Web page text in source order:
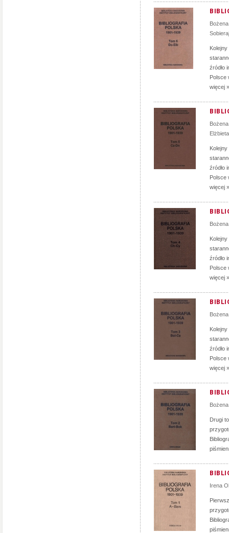
źródło
Polsce
więcej »
źródło
Polsce
więcej »
źródło
Polsce
więcej »
źródło
Polsce
więcej »
Drugi
Irena